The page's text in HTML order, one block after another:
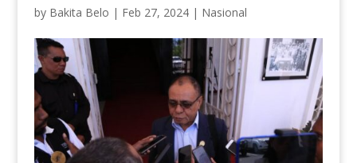
by Bakita Belo | Feb 27, 2024| Nasional